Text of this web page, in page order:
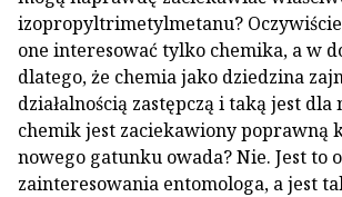
izopropyltrimetylmetanu?
one interesować tylko chemika, a w
dlatego, że chemia jako dziedzina
działalnością zastępczą i taką jest dla
chemik jest zaciekawiony poprawną
nowego gatunku owada? Nie. Jest to
zainteresowania entomologa, a jest